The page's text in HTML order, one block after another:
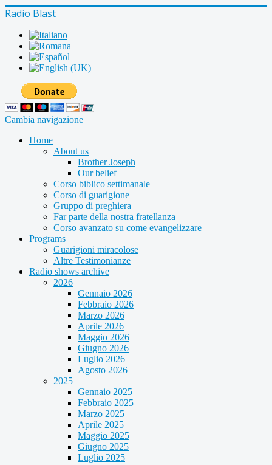
Radio Blast
Cambia navigazione
Home
About us
Brother Joseph
Our belief
Corso biblico settimanale
Corso di guarigione
Gruppo di preghiera
Far parte della nostra fratellanza
Corso avanzato su come evangelizzare
Programs
Guarigioni miracolose
Altre Testimonianze
Radio shows archive
2026
Gennaio 2026
Febbraio 2026
Marzo 2026
Aprile 2026
Maggio 2026
Giugno 2026
Luglio 2026
Agosto 2026
2025
Gennaio 2025
Febbraio 2025
Marzo 2025
Aprile 2025
Maggio 2025
Giugno 2025
Luglio 2025